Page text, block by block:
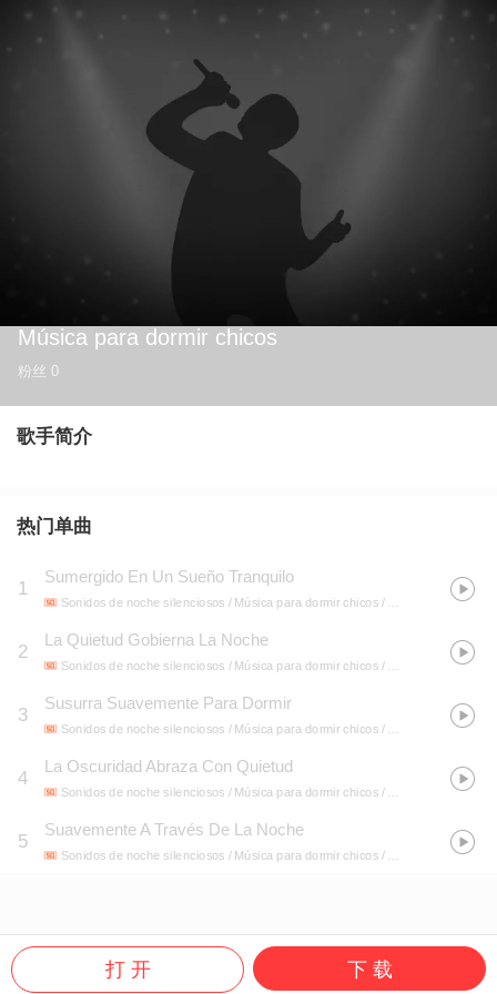
Música para dormir chicos
粉丝 0
歌手简介
热门单曲
1
Sumergido En Un Sueño Tranquilo
Sonidos de noche silenciosos / Música para dormir chicos / Hada Durmiente
2
La Quietud Gobierna La Noche
Sonidos de noche silenciosos / Música para dormir chicos / Hada Durmiente
3
Susurra Suavemente Para Dormir
Sonidos de noche silenciosos / Música para dormir chicos / Hada Durmiente
4
La Oscuridad Abraza Con Quietud
Sonidos de noche silenciosos / Música para dormir chicos / Hada Durmiente
5
Suavemente A Través De La Noche
Sonidos de noche silenciosos / Música para dormir chicos / Hada Durmiente
打 开 下 载